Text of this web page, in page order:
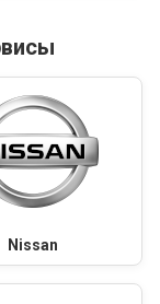
Nissan